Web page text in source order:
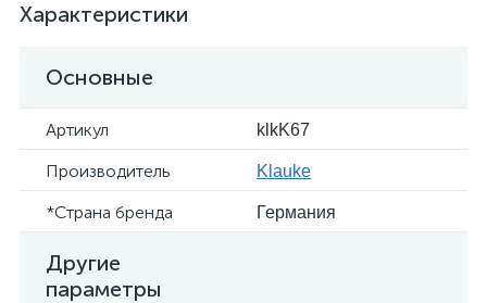
Характеристики
Основные
Артикул klkK67
Производитель Klauke
*Страна бренда Германия
Другие
параметры